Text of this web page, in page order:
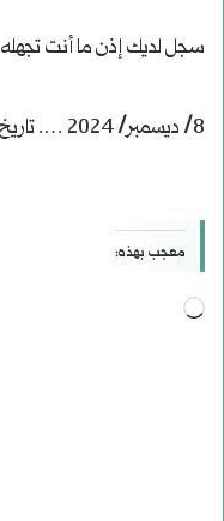
سجل لديك إذن ما أنت تجهله
8/ ديسمبر/ 2024 …. تاريخ ميلادي
معجب بهذه:
جاري